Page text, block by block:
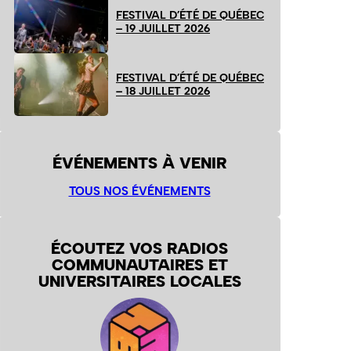
FESTIVAL D’ÉTÉ DE QUÉBEC
– 19 JUILLET 2026
FESTIVAL D’ÉTÉ DE QUÉBEC
– 18 JUILLET 2026
ÉVÉNEMENTS À VENIR
TOUS NOS ÉVÉNEMENTS
ÉCOUTEZ VOS RADIOS
COMMUNAUTAIRES ET
UNIVERSITAIRES LOCALES